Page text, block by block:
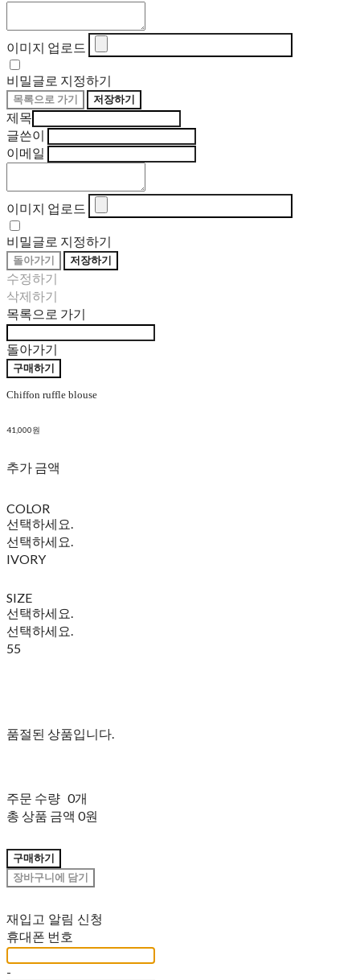
이미지 업로드
비밀글로 지정하기
목록으로 가기 저장하기
제목
글쓴이
이메일
이미지 업로드
비밀글로 지정하기
돌아가기 저장하기
수정하기
삭제하기
목록으로 가기
돌아가기
구매하기
Chiffon ruffle blouse
41,000원
추가 금액
COLOR
선택하세요.
선택하세요.
IVORY
SIZE
선택하세요.
선택하세요.
55
품절된 상품입니다.
주문 수량 0개
총 상품 금액 0원
구매하기
장바구니에 담기
재입고 알림 신청
휴대폰 번호
-